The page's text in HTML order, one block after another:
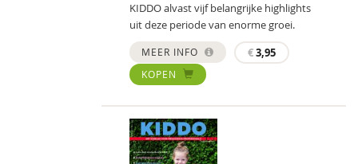
KIDDO alvast vijf belangrijke highlights
uit deze periode van enorme groei.
MEER INFO €3,95
KOPEN